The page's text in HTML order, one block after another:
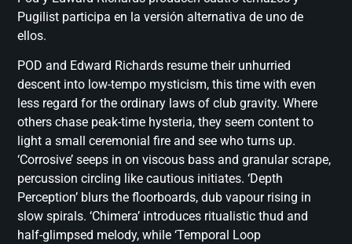
Pugilist participa en la versión alternativa de uno de
ellos.
POD and Edward Richards resume their unhurried
descent into low-tempo mysticism, this time with even
less regard for the ordinary laws of club gravity. Where
others chase peak-time hysteria, they seem content to
light a small ceremonial fire and see who turns up.
‘Corrosive’ seeps in on viscous bass and granular scrape,
percussion circling like cautious initiates. ‘Depth
Perception’ blurs the floorboards, dub vapour rising in
slow spirals. ‘Chimera’ introduces ritualistic thud and
half-glimpsed melody, while ‘Temporal Loop